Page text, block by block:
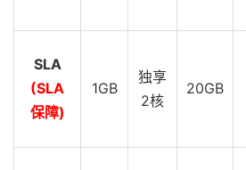
SLA
(SLA
保障)
1GB
独享
2核
20GB